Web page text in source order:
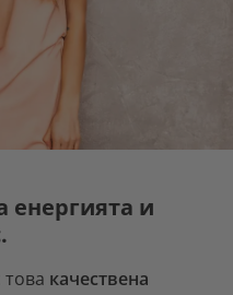
енергията и
това качествена